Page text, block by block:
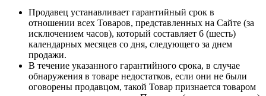
Продавец устанавливает гарантийный срок в
отношении всех Товаров, представленных на Сайте (за
исключением часов), который составляет 6 (шесть)
календарных месяцев со дня, следующего за днем
продажи.
В течение указанного гарантийного срока, в случае
обнаружения в товаре недостатков, если они не были
оговорены продавцом, такой Товар признается товаром